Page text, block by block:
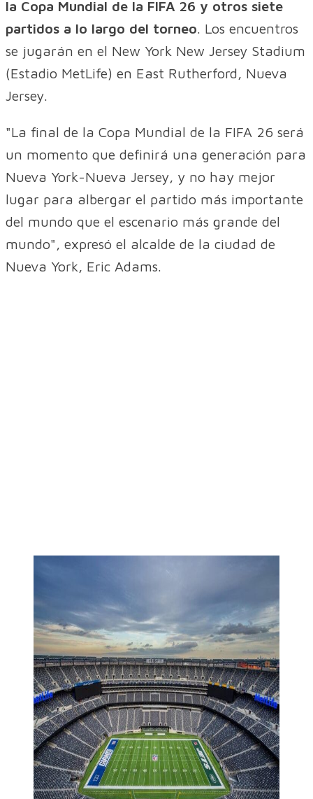
la Copa Mundial de la FIFA 26 y otros siete
partidos a lo largo del torneo. Los encuentros
se jugarán en el New York New Jersey Stadium
(Estadio MetLife) en East Rutherford, Nueva
Jersey.
"La final de la Copa Mundial de la FIFA 26 será
un momento que definirá una generación para
Nueva York-Nueva Jersey, y no hay mejor
lugar para albergar el partido más importante
del mundo que el escenario más grande del
mundo", expresó el alcalde de la ciudad de
Nueva York, Eric Adams.